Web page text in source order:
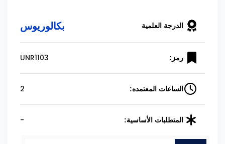
الدرجة العلمية بكالوريوس
رمز: UNR1103
الساعات المعتمده: 2
المتطلبات الأساسية: -